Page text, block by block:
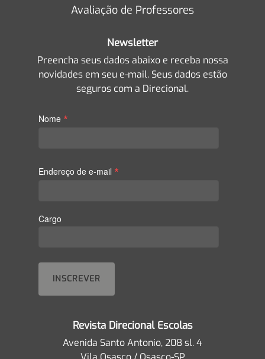
Avaliação de Professores
Newsletter
Preencha seus dados abaixo e receba nossa
novidades em seu e-mail. Seus dados estão
seguros com a Direcional.
Nome *
Endereço de e-mail *
Cargo
Revista Direcional Escolas
Avenida Santo Antonio, 208 sl. 4